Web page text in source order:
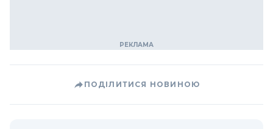
ПОДІЛИТИСЯ НОВИНОЮ